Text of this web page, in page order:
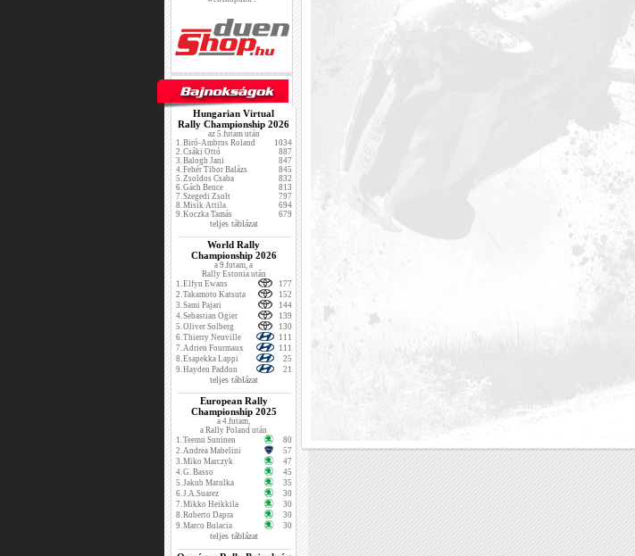
Hungarian Virtual
Rally Championship 2026
az 5.futam után
1.Biró-Ambrus Roland
1034
2.Csáki Ottó
887
3.Balogh Jani
847
4.Fehér Tibor Balázs
845
5.Zsoldos Csaba
832
6.Gách Bence
813
7.Szegedi Zsolt
797
8.Misik Attila
694
9.Koczka Tamás 679
teljes táblázat
World Rally
Championship 2026
a 9.futam, a
Rally Estonia után
1.Elfyn Ewans
177
2.Takamoto Katsuta
152
3.Sami Pajari
144
4.Sebastian Ogier
139
5.Oliver Solberg
130
6.Thierry Neuville
111
7.Adrien Fourmaux
111
8.Esapekka Lappi
25
9.Hayden Paddon 21
teljes táblázat
European Rally
Championship 2025
a 4.futam,
a Rally Poland után
1.Teemu Suninen
80
2.Andrea Mabelini
57
3.Miko Marczyk
47
4.G. Basso
45
5.Jakub Matulka
35
6.J.A.Suarez
30
7.Mikko Heikkila
30
8.Roberto Dapra
30
9.Marco Bulacia 30
teljes táblázat